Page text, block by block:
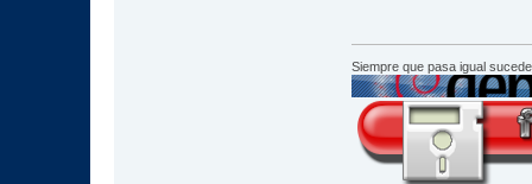
Siempre que pasa igual